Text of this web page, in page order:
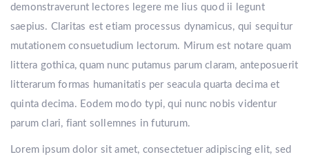
demonstraverunt lectores legere me lius quod ii legunt
saepius. Claritas est etiam processus dynamicus, qui sequitur
mutationem consuetudium lectorum. Mirum est notare quam
littera gothica, quam nunc putamus parum claram, anteposuerit
litterarum formas humanitatis per seacula quarta decima et
quinta decima. Eodem modo typi, qui nunc nobis videntur
parum clari, fiant sollemnes in futurum.
Lorem ipsum dolor sit amet, consectetuer adipiscing elit, sed